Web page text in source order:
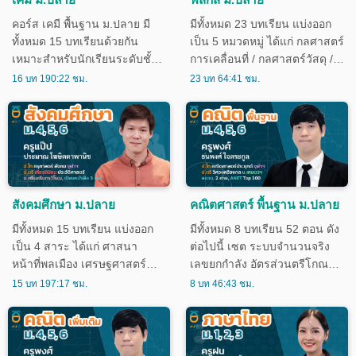
คอร์ส เคมี พื้นฐาน ม.ปลาย มี
ทั้งหมด 15 บทเรียนด้วยกัน
เหมาะสำหรับนักเรียนระดับชั้น
ม.1-ม.3 (ห้องเรียนพิเศษ) และ
แผนการเรียนวิทยาศาสตร์และ
คณิตศาสตร์
16 บท 190:22 ชม.
มีทั้งหมด 23 บทเรียน แบ่งออก
เป็น 5 หมวดหมู่ ได้แก่ กลศาสตร์
การเคลื่อนที่ / กลศาสตร์วัสดุ /
คลื่น แสง เสียง / ไฟฟ้า /
นักเรียนระดับชั้น ม.4-ม.6
23 บท 64:41 ชม.
สังคมศึกษา ม.ปลาย
มีทั้งหมด 15 บทเรียน แบ่งออก
เป็น 4 สาระ ได้แก่ ศาสนา
หน้าที่พลเมือง เศรษฐศาสตร์
ภูมิศาสตร์ และประวัติศาสตร์
ม.6
15 บท 197:17 ชม.
คณิตศาสตร์ พื้นฐาน ม.ปลาย
มีทั้งหมด 8 บทเรียน 52 ตอน ดัง
ต่อไปนี้ เซต ระบบจำนวนจริง
เลขยกกำลัง อัตรส่วนตรีโกณมิติ
ความสัมพันธ์และฟังก์ชั ลำดับ
สถิติ สำหรับนักเรียนระดับชั้น
ม.4-ม.6
8 บท 46:43 ชม.